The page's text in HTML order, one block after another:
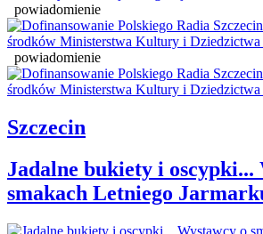
powiadomienie
powiadomienie
Szczecin
Jadalne bukiety i oscypki...
smakach Letniego